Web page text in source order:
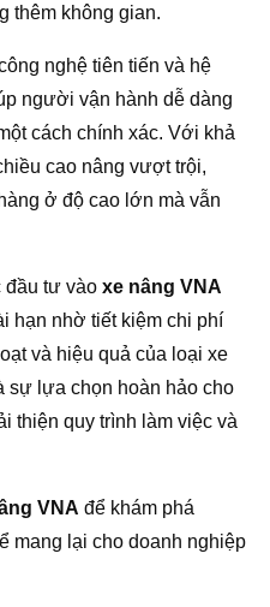
thêm không gian.
nghệ tiên tiến và hệ
người vận hành dễ dàng
cách chính xác. Với khả
cao nâng vượt trội,
ở độ cao lớn mà vẫn
đầu tư vào xe nâng VNA
hạn nhờ tiết kiệm chi phí
và hiệu quả của loại xe
sự lựa chọn hoàn hảo cho
thiện quy trình làm việc và
VNA để khám phá
mang lại cho doanh nghiệp